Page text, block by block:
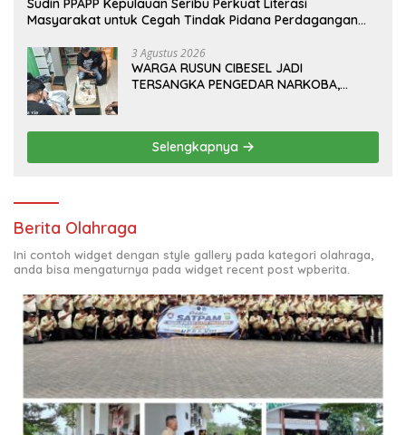
Sudin PPAPP Kepulauan Seribu Perkuat Literasi
Masyarakat untuk Cegah Tindak Pidana Perdagangan
3 Agustus 2026
WARGA RUSUN CIBESEL JADI
TERSANGKA PENGEDAR NARKOBA,
Selengkapnya
Berita Olahraga
Ini contoh widget dengan style gallery pada kategori olahraga,
anda bisa mengaturnya pada widget recent post wpberita.